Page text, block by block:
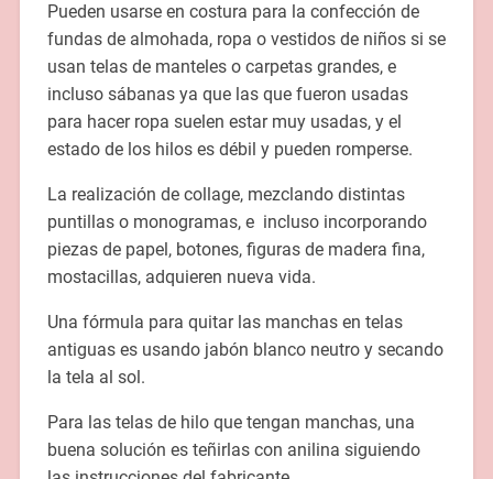
Pueden usarse en costura para la confección de
fundas de almohada, ropa o vestidos de niños si se
usan telas de manteles o carpetas grandes, e
incluso sábanas ya que las que fueron usadas
para hacer ropa suelen estar muy usadas, y el
estado de los hilos es débil y pueden romperse.
La realización de collage, mezclando distintas
puntillas o monogramas, e incluso incorporando
piezas de papel, botones, figuras de madera fina,
mostacillas, adquieren nueva vida.
Una fórmula para quitar las manchas en telas
antiguas es usando jabón blanco neutro y secando
la tela al sol.
Para las telas de hilo que tengan manchas, una
buena solución es teñirlas con anilina siguiendo